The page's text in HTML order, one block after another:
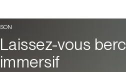
SON
Laissez-vous
immersif